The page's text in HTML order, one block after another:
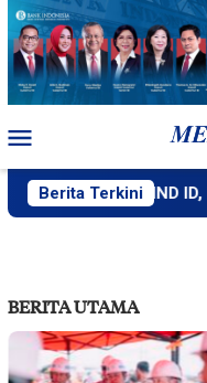
Loncat
konten
Mobile
Berita Terkini
Didukung MIND ID, PT
BERITA UTAMA